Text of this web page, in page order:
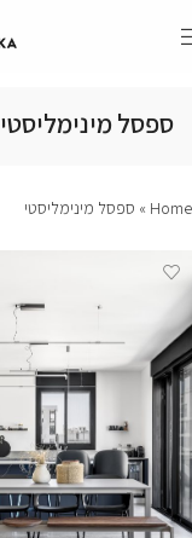
ספסל מינימליסטי
Home
» ספסל מינימליסטי